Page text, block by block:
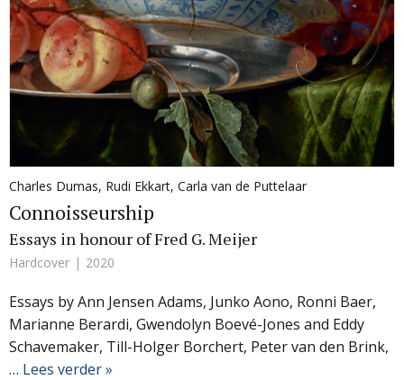
Charles Dumas, Rudi Ekkart, Carla van de Puttelaar
Connoisseurship
Essays in honour of Fred G. Meijer
Hardcover 2020
Essays by Ann Jensen Adams, Junko Aono, Ronni Baer,
Marianne Berardi, Gwendolyn Boevé-Jones and Eddy
Schavemaker, Till-Holger Borchert, Peter van den Brink,
… Lees verder »